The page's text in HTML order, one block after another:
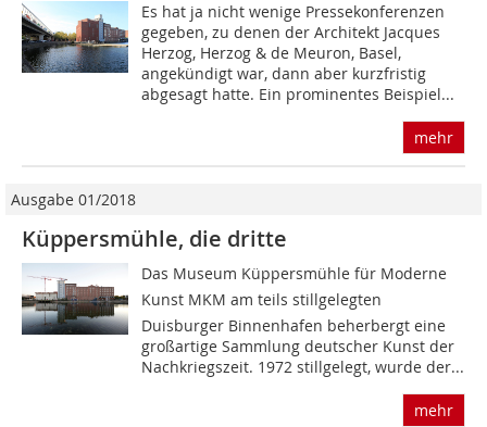
Es hat ja nicht wenige Pressekonferenzen
gegeben, zu denen der Architekt Jacques
Herzog, Herzog & de Meuron, Basel,
angekündigt war, dann aber kurzfristig
abgesagt hatte. Ein prominentes Beispiel...
mehr
Ausgabe 01/2018
Küppersmühle, die dritte
Das Museum Küppersmühle für Moderne
Kunst MKM am teils stillgelegten
Duisburger Binnenhafen beherbergt eine
großartige Sammlung deutscher Kunst der
Nachkriegszeit. 1972 stillgelegt, wurde der...
mehr